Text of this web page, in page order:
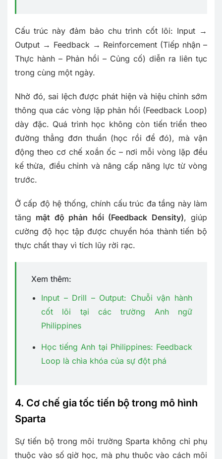
Cấu trúc này đảm bảo chu trình cốt lõi: Input →
Output → Feedback → Reinforcement (Tiếp nhận –
Thực hành – Phản hồi – Củng cố) diễn ra liên tục
trong cùng một ngày.
Nhờ đó, sai lệch được phát hiện và hiệu chỉnh sớm
thông qua các vòng lặp phản hồi (Feedback Loop)
dày đặc. Quá trình học không còn tiến triển theo
đường thẳng đơn thuần (học rồi để đó), mà vận
động theo cơ chế xoắn ốc – nơi mỗi vòng lặp đều
kế thừa, điều chỉnh và nâng cấp năng lực từ vòng
trước.
Ở cấp độ hệ thống, chính cấu trúc đa tầng này làm
tăng mật độ phản hồi (Feedback Density), giúp
cường độ học tập được chuyển hóa thành tiến bộ
thực chất thay vì tích lũy rời rạc.
Xem thêm:
Input – Drill – Output: Chuỗi vận hành
cốt lõi tại các trường Anh ngữ
Philippines
Học tiếng Anh tại Philippines: Feedback
Loop là chìa khóa của sự đột phá
4. Cơ chế gia tốc tiến bộ trong mô hình
Sparta
Sự tiến bộ trong môi trường Sparta không chỉ phụ
thuộc vào số giờ học, mà phụ thuộc vào cách môi